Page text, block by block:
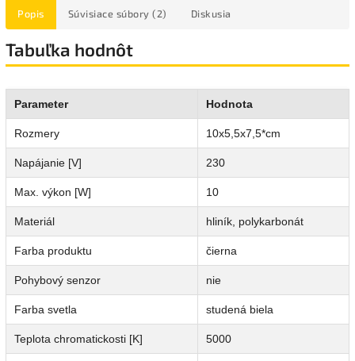
Popis Súvisiace súbory (2) Diskusia
Tabuľka hodnôt
Parameter Hodnota
Rozmery 10x5,5x7,5*cm
Napájanie [V] 230
Max. výkon [W] 10
Materiál hliník, polykarbonát
Farba produktu čierna
Pohybový senzor nie
Farba svetla studená biela
Teplota chromatickosti [K] 5000